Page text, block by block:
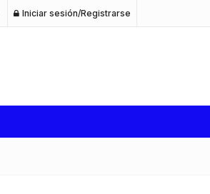
Iniciar sesión/Registrarse